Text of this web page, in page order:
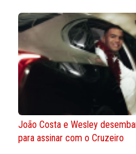
João Costa e Wesley
para assinar com o Cruzeiro